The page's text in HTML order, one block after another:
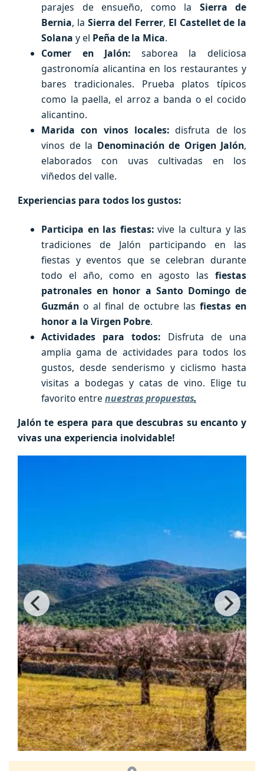
parajes de ensueño, como la Sierra de
Bernia, la Sierra del Ferrer, El Castellet de la
Solana y el Peña de la Mica.
Comer en Jalón: saborea la deliciosa
gastronomía alicantina en los restaurantes y
bares tradicionales. Prueba platos típicos
como la paella, el arroz a banda o el cocido
alicantino.
Marida con vinos locales: disfruta de los
vinos de la Denominación de Origen Jalón,
elaborados con uvas cultivadas en los
viñedos del valle.
Experiencias para todos los gustos:
Participa en las fiestas:vive la cultura y las
tradiciones de Jalón participando en las
fiestas y eventos que se celebran durante
todo el año, como en agosto las fiestas
patronales en honor a Santo Domingo de
Guzmán o al final de octubre las fiestas en
honor a la Virgen Pobre.
Actividades para todos: Disfruta de una
amplia gama de actividades para todos los
gustos, desde senderismo y ciclismo hasta
visitas a bodegas y catas de vino. Elige tu
favorito entre nuestras propuestas.
Jalón te espera para que descubras su encanto y
vivas una experiencia inolvidable!